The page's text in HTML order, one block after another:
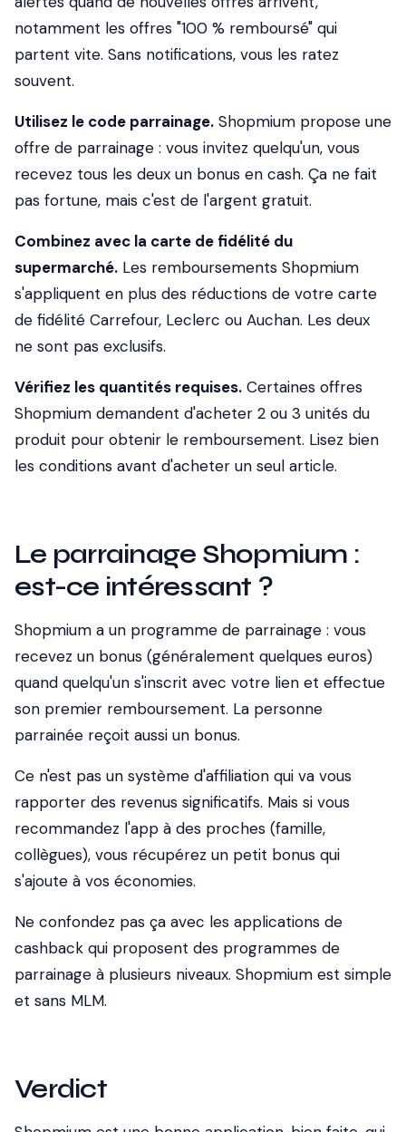
notamment les offres "100 % remboursé" qui
partent vite. Sans notifications, vous les ratez
souvent.
Utilisez le code parrainage. Shopmium propose une
offre de parrainage : vous invitez quelqu'un, vous
recevez tous les deux un bonus en cash. Ça ne fait
pas fortune, mais c'est de l'argent gratuit.
Combinez avec la carte de fidélité du
supermarché. Les remboursements Shopmium
s'appliquent en plus des réductions de votre carte
de fidélité Carrefour, Leclerc ou Auchan. Les deux
ne sont pas exclusifs.
Vérifiez les quantités requises. Certaines offres
Shopmium demandent d'acheter 2 ou 3 unités du
produit pour obtenir le remboursement. Lisez bien
les conditions avant d'acheter un seul article.
Le parrainage Shopmium :
est-ce intéressant ?
Shopmium a un programme de parrainage : vous
recevez un bonus (généralement quelques euros)
quand quelqu'un s'inscrit avec votre lien et effectue
son premier remboursement. La personne
parrainée reçoit aussi un bonus.
Ce n'est pas un système d'affiliation qui va vous
rapporter des revenus significatifs. Mais si vous
recommandez l'app à des proches (famille,
collègues), vous récupérez un petit bonus qui
s'ajoute à vos économies.
Ne confondez pas ça avec les applications de
cashback qui proposent des programmes de
parrainage à plusieurs niveaux. Shopmium est simple
et sans MLM.
Verdict